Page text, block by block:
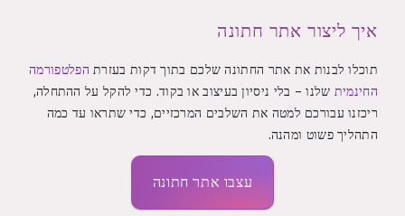
איך ליצור אתר חתונה
תוכלו לבנות את אתר החתונה שלכם בתוך דקות בעזרת הפלטפורמה
החינמית שלנו – בלי ניסיון בעיצוב או בקוד. כדי להקל על ההתחלה,
ריכזנו עבורכם למטה את השלבים המרכזיים, כדי שתראו עד כמה
התהליך פשוט ומהנה.
עצבו אתר חתונה